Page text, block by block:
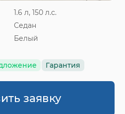
1.6 л, 150 л.с.
Седан
Белый
Гарантия
заявку